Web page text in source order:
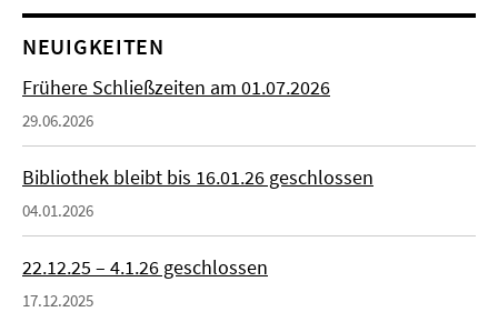
NEUIGKEITEN
Frühere Schließzeiten am 01.07.2026
29.06.2026
Bibliothek bleibt bis 16.01.26 geschlossen
04.01.2026
22.12.25 – 4.1.26 geschlossen
17.12.2025